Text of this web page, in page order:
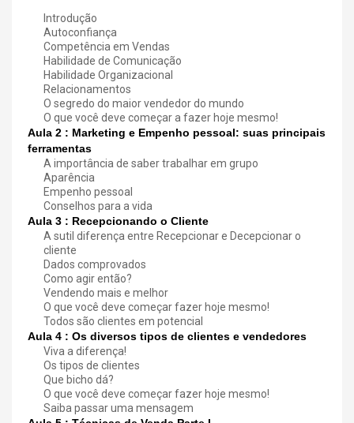
Introdução
Autoconfiança
Competência em Vendas
Habilidade de Comunicação
Habilidade Organizacional
Relacionamentos
O segredo do maior vendedor do mundo
O que você deve começar a fazer hoje mesmo!
Aula 2 : Marketing e Empenho pessoal: suas principais
ferramentas
A importância de saber trabalhar em grupo
Aparência
Empenho pessoal
Conselhos para a vida
Aula 3 : Recepcionando o Cliente
A sutil diferença entre Recepcionar e Decepcionar o
cliente
Dados comprovados
Como agir então?
Vendendo mais e melhor
O que você deve começar fazer hoje mesmo!
Todos são clientes em potencial
Aula 4 : Os diversos tipos de clientes e vendedores
Viva a diferença!
Os tipos de clientes
Que bicho dá?
O que você deve começar fazer hoje mesmo!
Saiba passar uma mensagem